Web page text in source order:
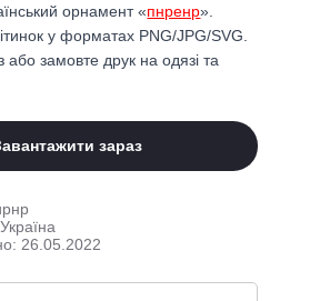
орнамент «пнренр».
у форматах PNG/JPG/SVG.
або замовте друк на одязі та
зараз
26.05.2022